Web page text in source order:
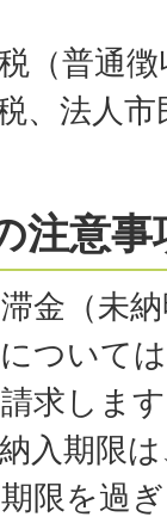
（普通
、法人
注意事
金（未
ついて
求しま
入期限
限を過